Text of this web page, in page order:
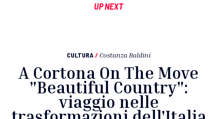
UP NEXT
CULTURA / Costanza Baldini
A Cortona On The Move
"Beautiful Country":
viaggio nelle